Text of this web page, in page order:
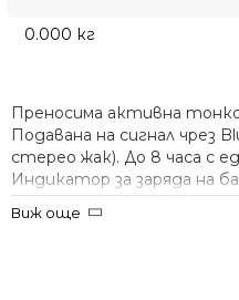
0.000 кг
Преносима активна
Подавана на сигнал чрез
стерео жак). До 8 часа с
Индикатор за заряда на
свързване на два Go and
устройство. Вграден
Виж още